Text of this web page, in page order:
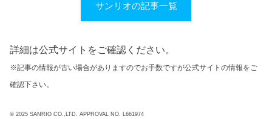
サンリオの記事一覧
詳細は公式サイトをご確認ください。
※記事の情報が古い場合がありますのでお手数ですが公式サイトの情報をご
確認下さい。
© 2025 SANRIO CO.,LTD. APPROVAL NO. L661974